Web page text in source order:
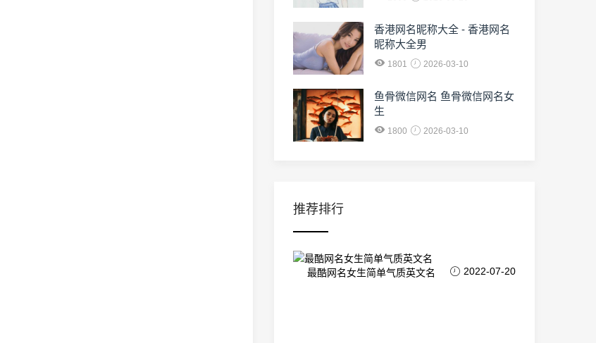
香港网名昵称大全 - 香港网名
昵称大全男
1801 2026-03-10
鱼骨微信网名 鱼骨微信网名女
生
1800 2026-03-10
推荐排行
最酷网名女生简单气质英文名 2022-07-20